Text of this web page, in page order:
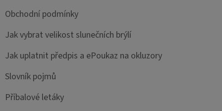
Obchodní podmínky
Jak vybrat velikost slunečních brýlí
Jak uplatnit předpis a ePoukaz na okluzory
Slovník pojmů
Příbalové letáky